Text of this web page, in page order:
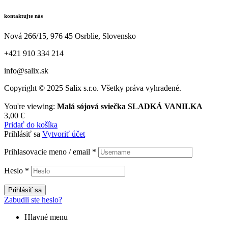
kontaktujte nás
Nová 266/15, 976 45 Osrblie, Slovensko
+421 910 334 214
info@salix.sk
Copyright © 2025 Salix s.r.o. Všetky práva vyhradené.
You're viewing: Malá sójová sviečka SLADKÁ VANILKA
3,00 €
Pridať do košíka
Prihlásiť sa Vytvoriť účet
Prihlasovacie meno / email *
Heslo *
Prihlásiť sa
Zabudli ste heslo?
Hlavné menu